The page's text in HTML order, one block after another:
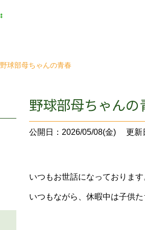
野球部母ちゃんの青春
野球部母ちゃんの
公開日：2026/05/08(金) 更新
いつもお世話になっております
いつもながら、休暇中は子供